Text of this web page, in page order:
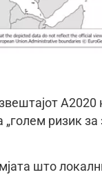
А2020
ризик за
што